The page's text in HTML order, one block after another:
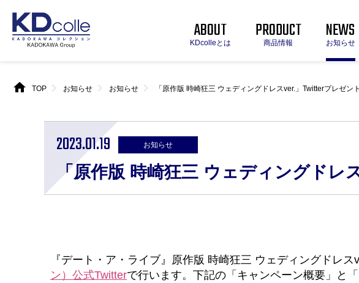
ABOUT
KDcolleとは PRODUCT
商品情報 NEWS
お知らせ
home TOP chevron_right お知らせ chevron_right お知らせ chevron_right 「原作版 時崎狂三 ウェディングドレスver.」Twitterプレゼン
2023.01.19 お知らせ
「原作版 時崎狂三 ウェディングド
『デート・ア・ライブ』原作版 時崎狂三 ウェディングドレ
ン）公式Twitterで行います。下記の「キャンペーン概要」と